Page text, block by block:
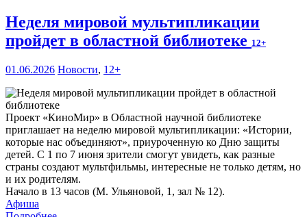
Неделя мировой мультипликации
пройдет в областной библиотеке 12+
01.06.2026 Новости, 12+
Проект «КиноМир» в Областной научной библиотеке
приглашает на неделю мировой мультипликации: «Истории,
которые нас объединяют», приуроченную ко Дню защиты
детей. С 1 по 7 июня зрители смогут увидеть, как разные
страны создают мультфильмы, интересные не только детям, но
и их родителям.
Начало в 13 часов (М. Ульяновой, 1, зал № 12).
Афиша